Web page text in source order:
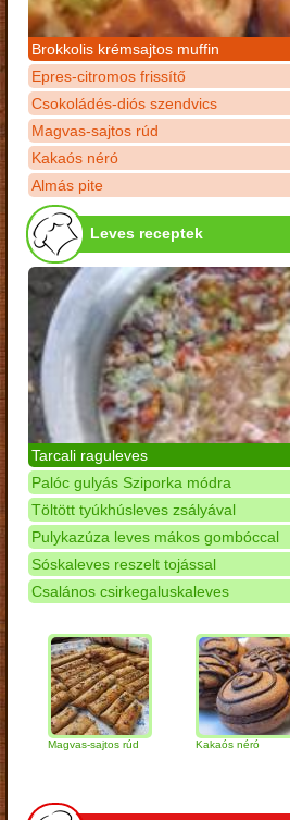
Brokkolis krémsajtos muffin
Epres-citromos frissítő
Csokoládés-diós szendvics
Magvas-sajtos rúd
Kakaós néró
Almás pite
Leves receptek
Tarcali raguleves
Palóc gulyás Sziporka módra
Töltött tyúkhúsleves zsályával
Pulykazúza leves mákos gombóccal
Sóskaleves reszelt tojással
Csalános csirkegaluskaleves
Magvas-sajtos rúd Kakaós néró